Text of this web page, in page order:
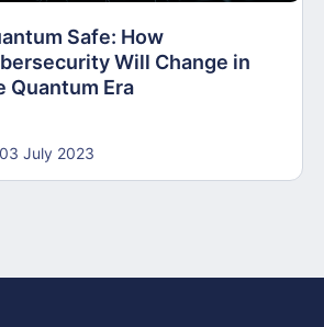
Safe: How
Will Change in
Quantum Era
03 July 2023